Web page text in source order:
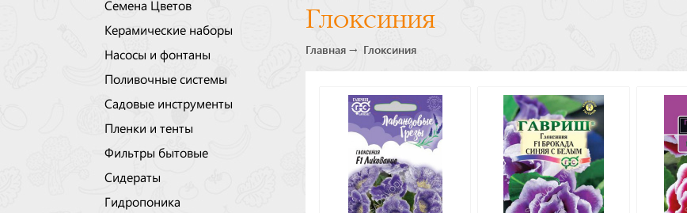
Семена Цветов
Керамические наборы
Насосы и фонтаны
Поливочные системы
Садовые инструменты
Пленки и тенты
Фильтры бытовые
Сидераты
Гидропоника
Глоксиния
Главная Глоксиния